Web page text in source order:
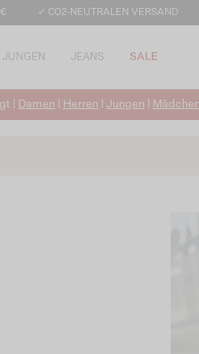
✓ CO2-NEUTRALEN VERSAND
JUNGEN JEANS SALE
| Damen Herren Jungen